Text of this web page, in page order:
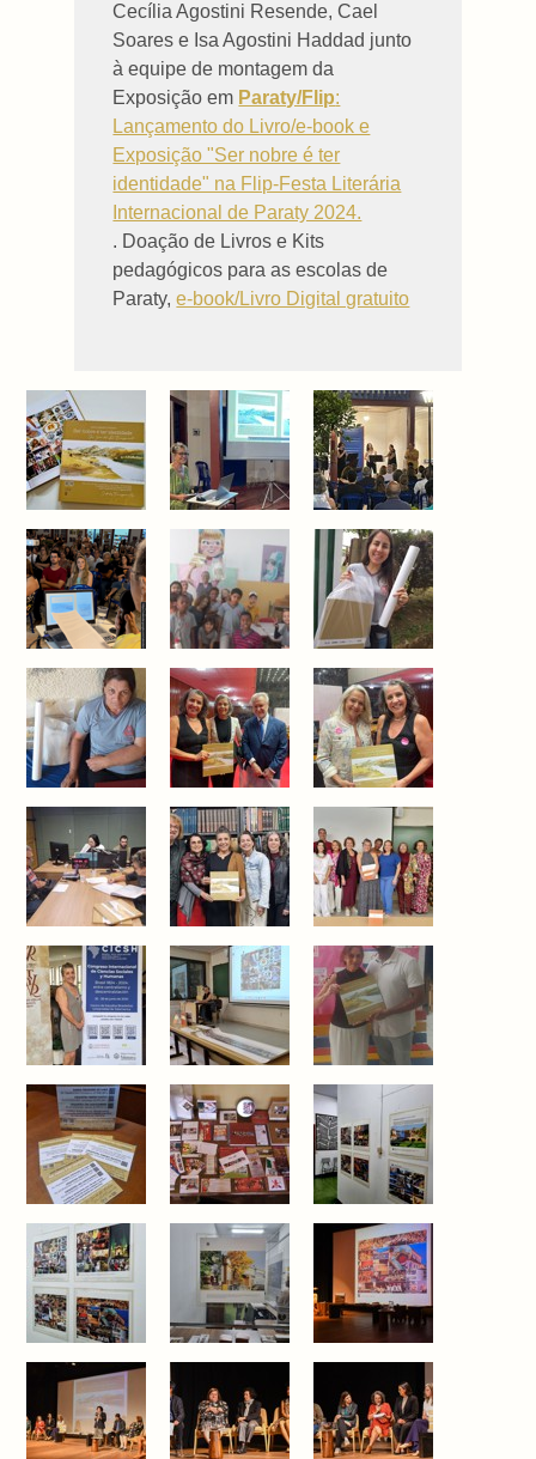
Cecília Agostini Resende, Cael
Soares e Isa Agostini Haddad junto
à equipe de montagem da
Exposição em Paraty/Flip:
Lançamento do Livro/e-book e
Exposição "Ser nobre é ter
identidade" na Flip-Festa Literária
Internacional de Paraty 2024.
. Doação de Livros e Kits
pedagógicos para as escolas de
Paraty,e-book/Livro Digital gratuito